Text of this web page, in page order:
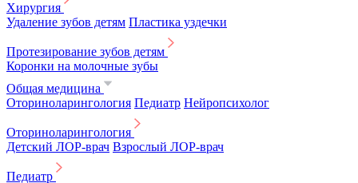
Хирургия
Удаление зубов детям Пластика уздечки
Протезирование зубов детям
Коронки на молочные зубы
Общая медицина
Оториноларингология Педиатр Нейропсихолог
Оториноларингология
Детский ЛОР-врач Взрослый ЛОР-врач
Педиатр